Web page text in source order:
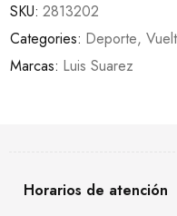
SKU: 2813202
Categories: Deporte,
Marcas: Luis Suarez
Horarios de atención